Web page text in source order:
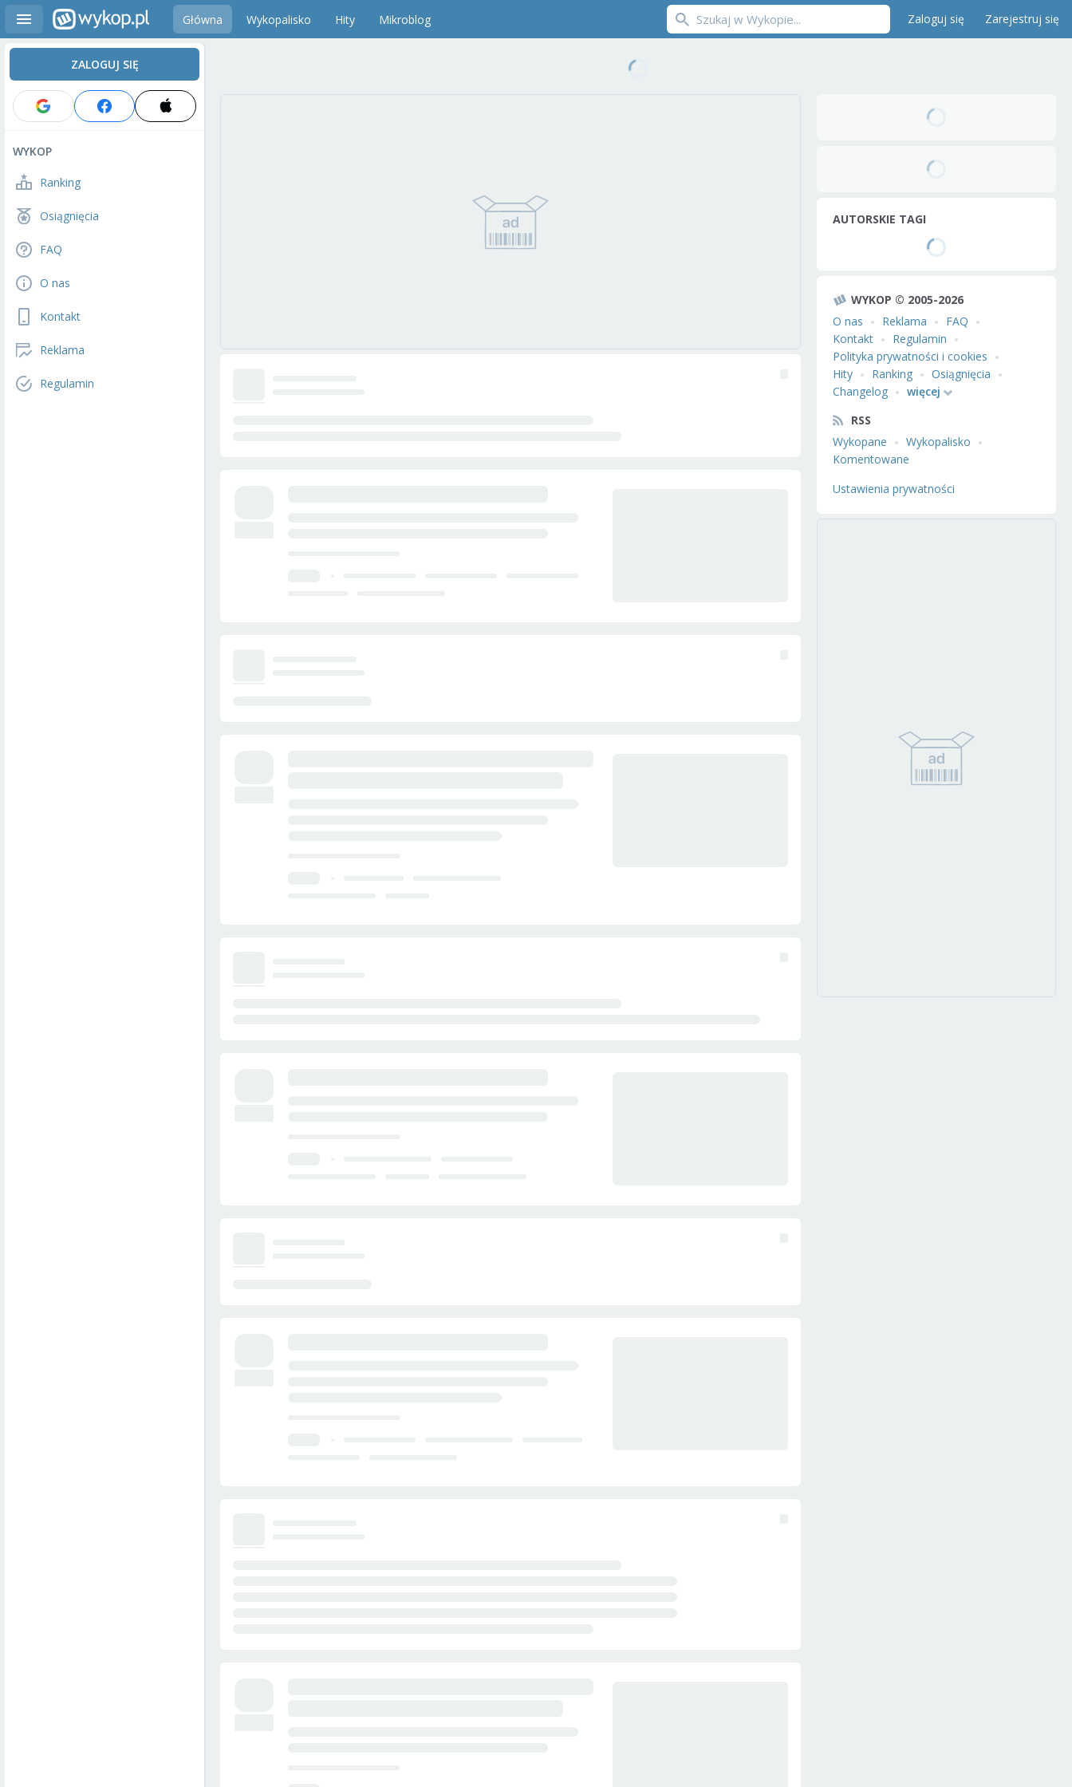
Główna Wykopalisko Hity Mikroblog Zaloguj się Zarejestruj się
ZALOGUJ SIĘ
WYKOP
Ranking
Osiągnięcia
FAQ
O nas
Kontakt
Reklama
Regulamin
AUTORSKIE TAGI
WYKOP © 2005-2026
O nas
Reklama
FAQ
Kontakt
Regulamin
Polityka prywatności i cookies
Hity
Ranking
Osiągnięcia
Changelog
więcej
RSS
Wykopane
Wykopalisko
Komentowane
Ustawienia prywatności